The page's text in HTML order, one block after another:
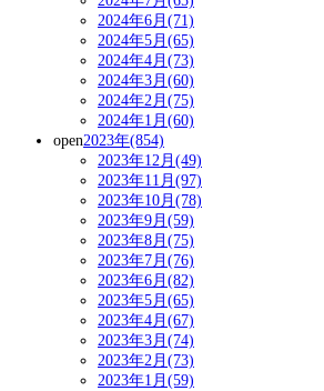
2024年6月(71)
2024年5月(65)
2024年4月(73)
2024年3月(60)
2024年2月(75)
2024年1月(60)
open2023年(854)
2023年12月(49)
2023年11月(97)
2023年10月(78)
2023年9月(59)
2023年8月(75)
2023年7月(76)
2023年6月(82)
2023年5月(65)
2023年4月(67)
2023年3月(74)
2023年2月(73)
2023年1月(59)